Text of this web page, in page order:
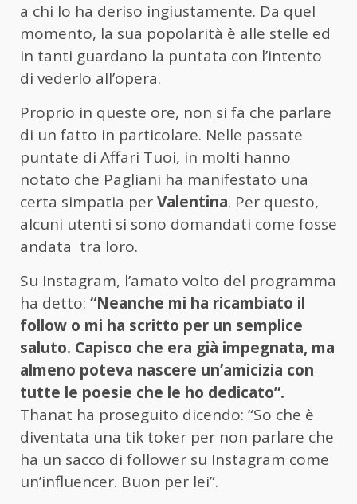
a chi lo ha deriso ingiustamente. Da quel
momento, la sua popolarità è alle stelle ed
in tanti guardano la puntata con l’intento
di vederlo all’opera.
Proprio in queste ore, non si fa che parlare
di un fatto in particolare. Nelle passate
puntate di Affari Tuoi, in molti hanno
notato che Pagliani ha manifestato una
certa simpatia perValentina. Per questo,
alcuni utenti si sono domandati come fosse
andata tra loro.
Su Instagram, l’amato volto del programma
ha detto: “Neanche mi ha ricambiato il
follow o mi ha scritto per un semplice
saluto. Capisco che era già impegnata, ma
almeno poteva nascere un’amicizia con
tutte le poesie che le ho dedicato”.
Thanat ha proseguito dicendo: “So che è
diventata una tik toker per non parlare che
ha un sacco di follower su Instagram come
un’influencer. Buon per lei”.